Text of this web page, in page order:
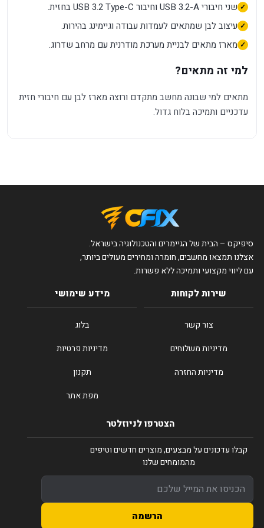
שני חיבורי USB 3.2-A וחיבור USB 3.2 Type-C בחזית.
עיצוב לבן שמתאים לעמדות עבודה וגיימינג בהירות.
מארז מתאים לבניית מערכת מודרנית עם מרחב שדרוג.
למי זה מתאים?
מתאים למי שבונה מחשב מתקדם ורוצה מארז לבן עם חיבורי חזית
עדכניים ותמיכה בלוח גדול.
סיפיקס – הבית של הגיימרים והטכנולוגיה בישראל.
אצלנו תמצאו מחשבים, חומרה ומחירים מעולים ביותר,
עם ליווי מקצועי ותמיכה ללא פשרות.
שירות לקוחות
צור קשר
מדיניות משלוחים
מדיניות החזרה
מידע שימושי
בלוג
מדיניות פרטיות
תקנון
מפת אתר
הצטרפו לניוזלטר
קבלו עדכונים על מבצעים, מוצרים חדשים וטיפים
מהמומחים שלנו
הרשמה